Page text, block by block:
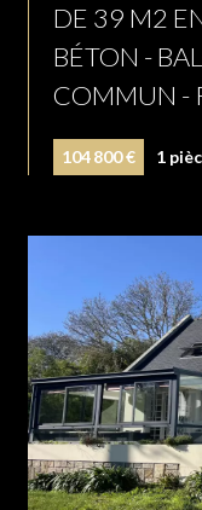
DE 39 M2
BÉTON -
COMMUN -
104 800 € 1